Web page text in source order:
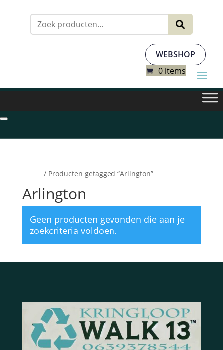
WEBSHOP
0 items
/ Producten getagged “Arlington”
Arlington
Geen producten gevonden die aan je
zoekcriteria voldoen.